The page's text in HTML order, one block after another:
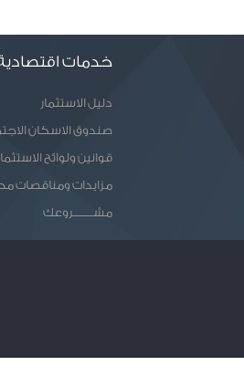
خدمات
دليل الاستثمار
صندوق الاسكان
قوانين ولوائح
مزايدات ومناقصات
مشـــــــروعك